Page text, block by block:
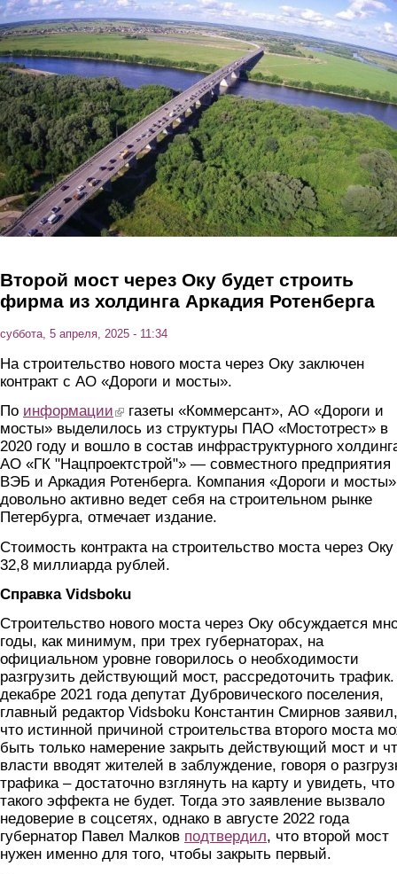
Перейти к основному содержанию
Второй мост через Оку будет строить
фирма из холдинга Аркадия Ротенберга
суббота, 5 апреля, 2025 - 11:34
На строительство нового моста через Оку заключен
контракт с АО «Дороги и мосты».
По информации (link is external)
газеты «Коммерсант», АО «Дороги и
мосты» выделилось из структуры ПАО «Мостотрест» в
2020 году и вошло в состав инфраструктурного
АО «ГК "Нацпроектстрой"» — совместного предприятия
ВЭБ и Аркадия Ротенберга. Компания «Дороги и мосты»
довольно активно ведет себя на строительном рынке
Петербурга, отмечает издание.
Стоимость контракта на строительство моста через
32,8 миллиарда рублей.
Справка Vidsboku
Строительство нового моста через Оку обсуждается
годы, как минимум, при трех губернаторах, на
официальном уровне говорилось о необходимости
разгрузить действующий мост, рассредоточить
декабре 2021 года депутат Дубровического поселения,
главный редактор Vidsboku Константин Смирнов заявил,
что истинной причиной строительства второго моста
быть только намерение закрыть действующий мост и
власти вводят жителей в заблуждение, говоря о
трафика – достаточно взглянуть на карту и увидеть, что
такого эффекта не будет. Тогда это заявление вызвало
недоверие в соцсетях, однако в августе 2022 года
губернатор Павел Малков подтвердил, что второй мост
нужен именно для того, чтобы закрыть первый.